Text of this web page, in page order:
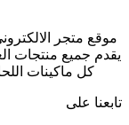
موقع متجر
يقدم جميع منتجات
كل ماكينات
تابعنا على